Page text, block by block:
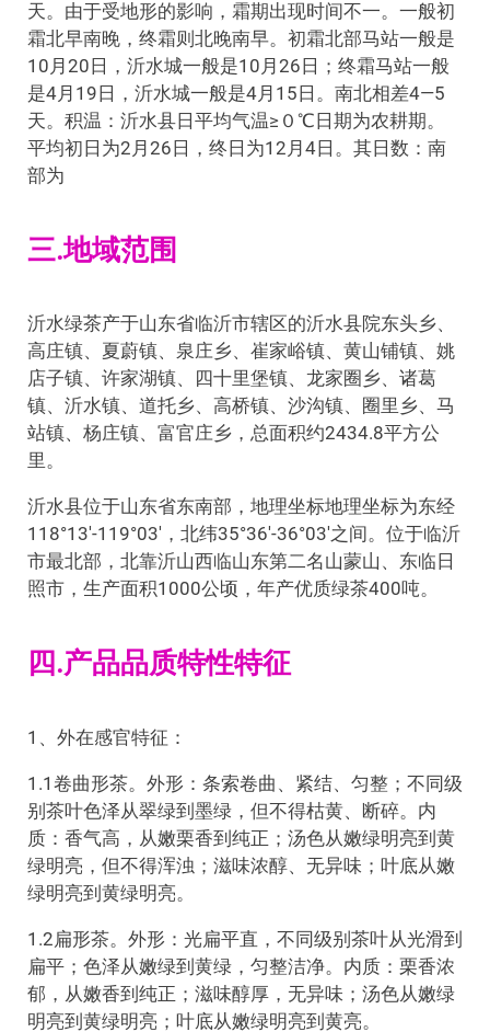
天。由于受地形的影响，霜期出现时间不一。一般初
霜北早南晚，终霜则北晚南早。初霜北部马站一般是
10月20日，沂水城一般是10月26日；终霜马站一般
是4月19日，沂水城一般是4月15日。南北相差4—5
天。积温：沂水县日平均气温≥０℃日期为农耕期。
平均初日为2月26日，终日为12月4日。其日数：南
部为
三.地域范围
沂水绿茶产于山东省临沂市辖区的沂水县院东头乡、
高庄镇、夏蔚镇、泉庄乡、崔家峪镇、黄山铺镇、姚
店子镇、许家湖镇、四十里堡镇、龙家圈乡、诸葛
镇、沂水镇、道托乡、高桥镇、沙沟镇、圈里乡、马
站镇、杨庄镇、富官庄乡，总面积约2434.8平方公
里。
沂水县位于山东省东南部，地理坐标地理坐标为东经
118°13′-119°03′，北纬35°36′-36°03′之间。位于临沂
市最北部，北靠沂山西临山东第二名山蒙山、东临日
照市，生产面积1000公顷，年产优质绿茶400吨。
四.产品品质特性特征
1、外在感官特征：
1.1卷曲形茶。外形：条索卷曲、紧结、匀整；不同级
别茶叶色泽从翠绿到墨绿，但不得枯黄、断碎。内
质：香气高，从嫩栗香到纯正；汤色从嫩绿明亮到黄
绿明亮，但不得浑浊；滋味浓醇、无异味；叶底从嫩
绿明亮到黄绿明亮。
1.2扁形茶。外形：光扁平直，不同级别茶叶从光滑到
扁平；色泽从嫩绿到黄绿，匀整洁净。内质：栗香浓
郁，从嫩香到纯正；滋味醇厚，无异味；汤色从嫩绿
明亮到黄绿明亮；叶底从嫩绿明亮到黄亮。